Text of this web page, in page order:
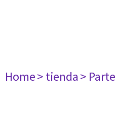
Home> tienda>